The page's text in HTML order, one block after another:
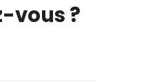
vous ?